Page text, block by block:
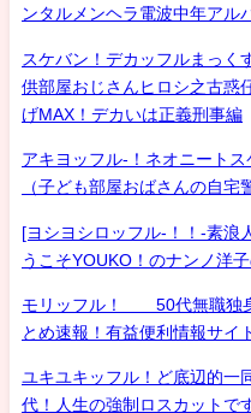
ンタルメンヘラ電波中年アル
スケバン！デカッフルまっく
供部屋おじさんヒロシ之古惑
げMAX！デカいは正義刑事編
アキヨッフル-！ネオニートス
（子ども部屋おばさんの自宅
[ヨシヨシロッフル-！！-素浪
うこそYOUKO！のナンノ洋
モリッフル！ 50代無職独身
とめ速報！有益便利情報サ
ユキユキッフル！ど底辺的一
代！人生の強制ロスカットで